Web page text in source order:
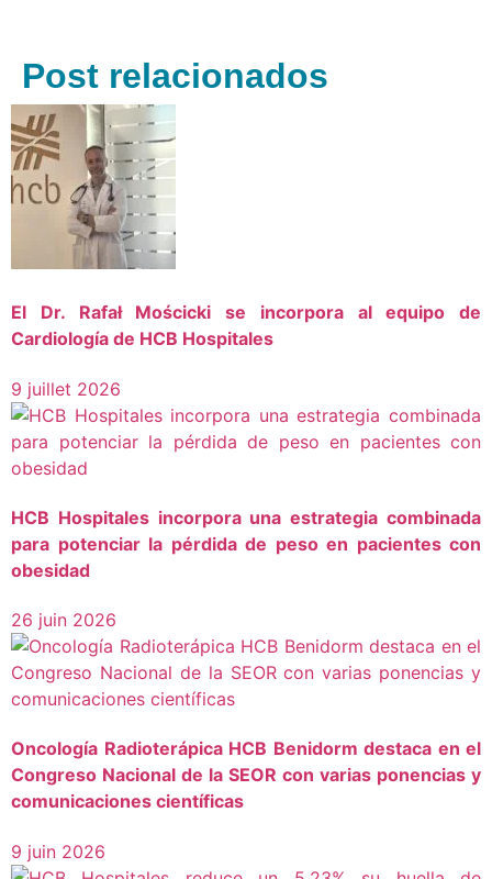
Post relacionados
El Dr. Rafał Mościcki se incorpora al equipo de
Cardiología de HCB Hospitales
9 juillet 2026
HCB Hospitales incorpora una estrategia combinada
para potenciar la pérdida de peso en pacientes con
obesidad
26 juin 2026
Oncología Radioterápica HCB Benidorm destaca en el
Congreso Nacional de la SEOR con varias ponencias y
comunicaciones científicas
9 juin 2026